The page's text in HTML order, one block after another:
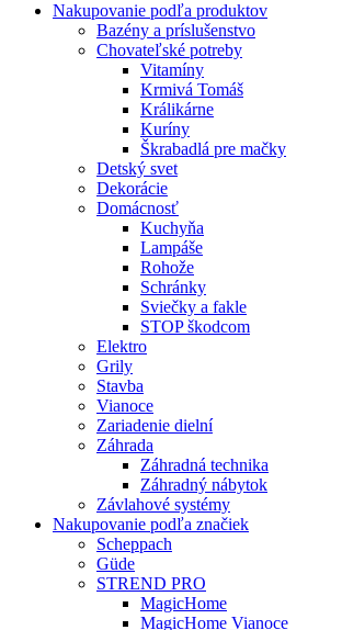
Nakupovanie podľa produktov
Bazény a príslušenstvo
Chovateľské potreby
Vitamíny
Krmivá Tomáš
Králikárne
Kuríny
Škrabadlá pre mačky
Detský svet
Dekorácie
Domácnosť
Kuchyňa
Lampáše
Rohože
Schránky
Sviečky a fakle
STOP škodcom
Elektro
Grily
Stavba
Vianoce
Zariadenie dielní
Záhrada
Záhradná technika
Záhradný nábytok
Závlahové systémy
Nakupovanie podľa značiek
Scheppach
Güde
STREND PRO
MagicHome
MagicHome Vianoce